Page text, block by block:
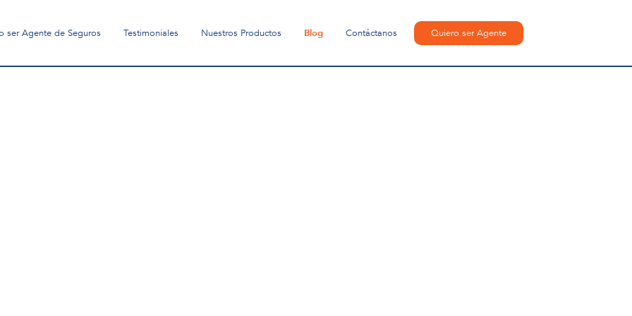
ser Agente de Seguros Testimoniales Nuestros Productos Blog Contáctanos Quiero ser Agente